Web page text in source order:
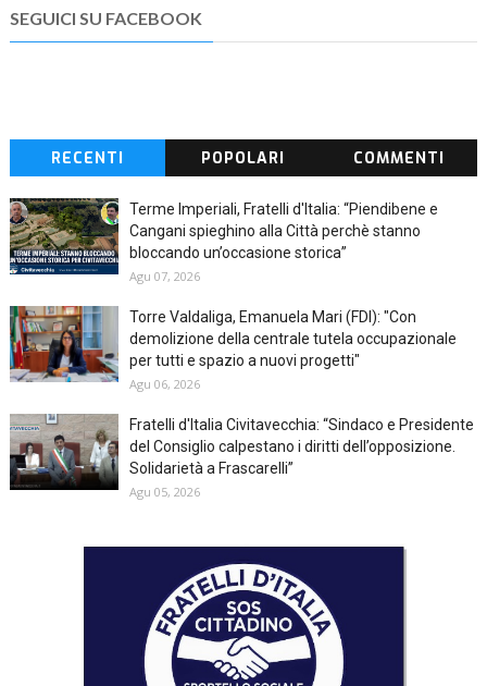
SEGUICI SU FACEBOOK
RECENTI POPOLARI COMMENTI
Terme Imperiali, Fratelli d'Italia: “Piendibene e
Cangani spieghino alla Città perchè stanno
bloccando un’occasione storica”
Agu 07, 2026
Torre Valdaliga, Emanuela Mari (FDI): "Con
demolizione della centrale tutela occupazionale
per tutti e spazio a nuovi progetti"
Agu 06, 2026
Fratelli d'Italia Civitavecchia: “Sindaco e Presidente
del Consiglio calpestano i diritti dell’opposizione.
Solidarietà a Frascarelli”
Agu 05, 2026